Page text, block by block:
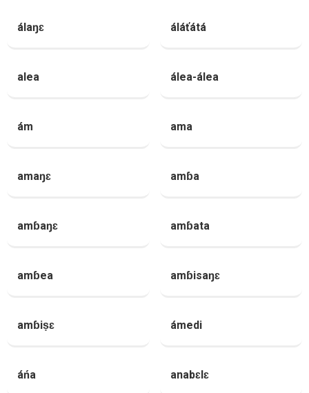
álaŋɛ áláťátá
alea álea-álea
ám ama
amaŋɛ amɓa
amɓaŋɛ amɓata
amɓea amɓisaŋɛ
amɓiṣɛ ámedi
áńa anabɛlɛ